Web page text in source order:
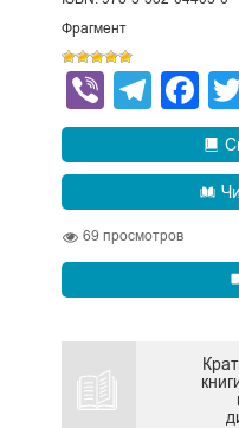
Фрагмент
Viber
69 просмотров